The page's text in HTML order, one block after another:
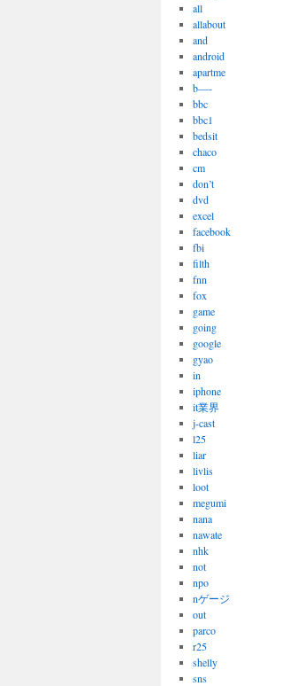
all
allabout
and
android
apartme
b—-
bbc
bbc1
bedsit
chaco
cm
don’t
dvd
excel
facebook
fbi
filth
fnn
fox
game
going
google
gyao
in
iphone
it業界
j-cast
l25
liar
livlis
loot
megumi
nana
nawate
nhk
not
npo
nゲージ
out
parco
r25
shelly
sns